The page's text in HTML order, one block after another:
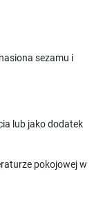
sezamu i
lub jako dodatek
pokojowej w